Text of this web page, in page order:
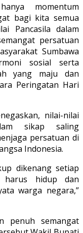
momentum
bagi kita semua
Pancasila dalam
persatuan
Sumbawa
sosial serta
yang maju dan
Peringatan Hari
nilai-nilai
sikap saling
persatuan di
Indonesia.
dikenang setiap
harus hidup dan
warga negara,”
penuh semangat